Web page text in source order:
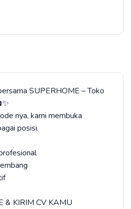
SUPERHOME – Toko
nya, kami membuka
posisi.
& KIRIM CV KAMU